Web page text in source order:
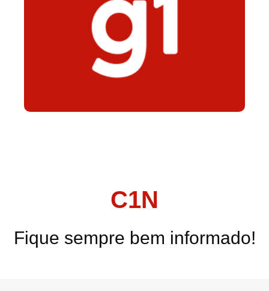
C1N
Fique sempre bem informado!